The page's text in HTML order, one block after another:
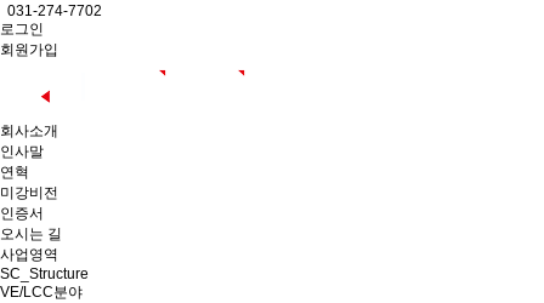
031-274-7702
로그인
회원가입
회사소개
인사말
연혁
미강비전
인증서
오시는 길
사업영역
SC_Structure
VE/LCC분야